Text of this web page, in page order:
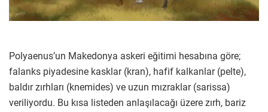
Polyaenus’un Makedonya askeri eğitimi hesabına göre;
falanks piyadesine kasklar (kran), hafif kalkanlar (pelte),
baldır zırhları (knemides) ve uzun mızraklar (sarissa)
veriliyordu. Bu kısa listeden anlaşılacağı üzere zırh, bariz